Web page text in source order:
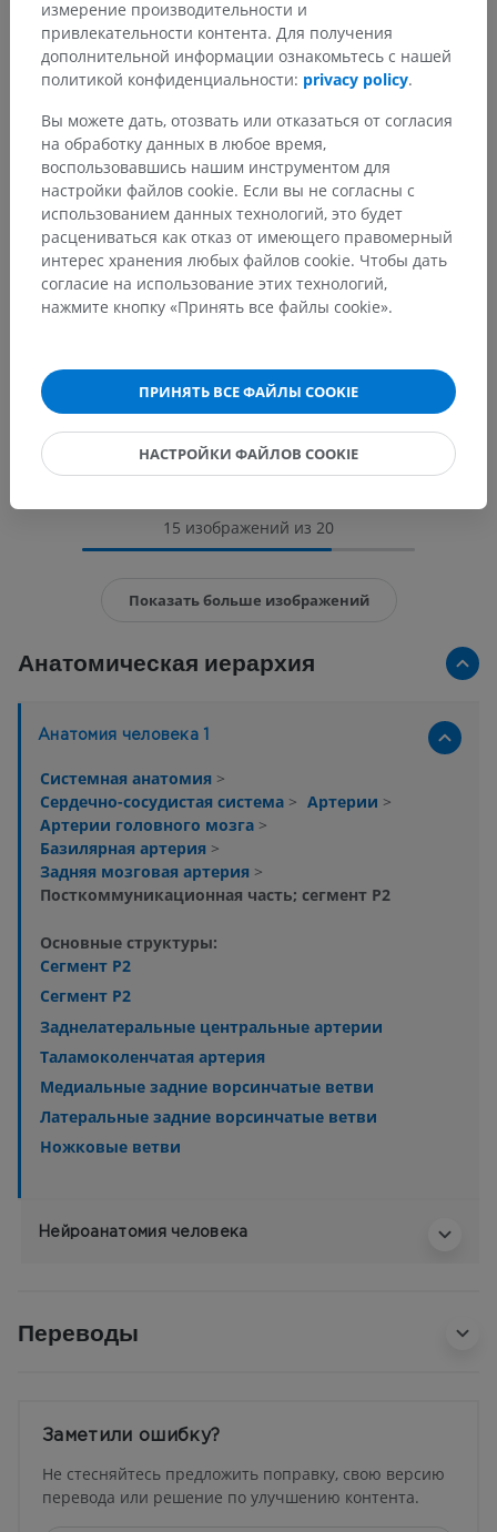
15 изображений из 20
Показать больше изображений
Анатомическая иерархия
Анатомия человека 1
Системная анатомия >
Сердечно-сосудистая система > Артерии >
Артерии головного мозга >
Базилярная артерия >
Задняя мозговая артерия >
Посткоммуникационная часть; сегмент Р2
Основные структуры:
Сегмент Р2
Сегмент Р2
Заднелатеральные центральные артерии
Таламоколенчатая артерия
Медиальные задние ворсинчатые ветви
Латеральные задние ворсинчатые ветви
Ножковые ветви
Нейроанатомия человека
Переводы
Заметили ошибку?
Не стесняйтесь предложить поправку, свою версию
перевода или решение по улучшению контента.
измерение производительности и
привлекательности контента. Для получения
дополнительной информации ознакомьтесь с нашей
политикой конфиденциальности: privacy policy.
Вы можете дать, отозвать или отказаться от согласия
на обработку данных в любое время,
воспользовавшись нашим инструментом для
настройки файлов cookie. Если вы не согласны с
использованием данных технологий, это будет
расцениваться как отказ от имеющего правомерный
интерес хранения любых файлов cookie. Чтобы дать
согласие на использование этих технологий,
нажмите кнопку «Принять все файлы cookie».
ПРИНЯТЬ ВСЕ ФАЙЛЫ COOKIE
НАСТРОЙКИ ФАЙЛОВ COOKIE